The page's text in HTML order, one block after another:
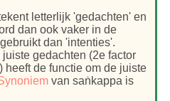
letterlijk 'gedachten' en
dan ook vaker in de
dan 'intenties'.
gedachten (2e factor
heeft de functie om de juiste
van saṅkappa is